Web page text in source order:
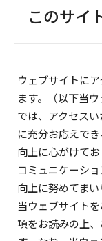
このサイ
ウェブサイトに
ます。（以下当
では、アクセス
に充分お応えで
向上に心がけて
コミュニケーシ
向上に努めてまい
当ウェブサイト
項をお読みの上